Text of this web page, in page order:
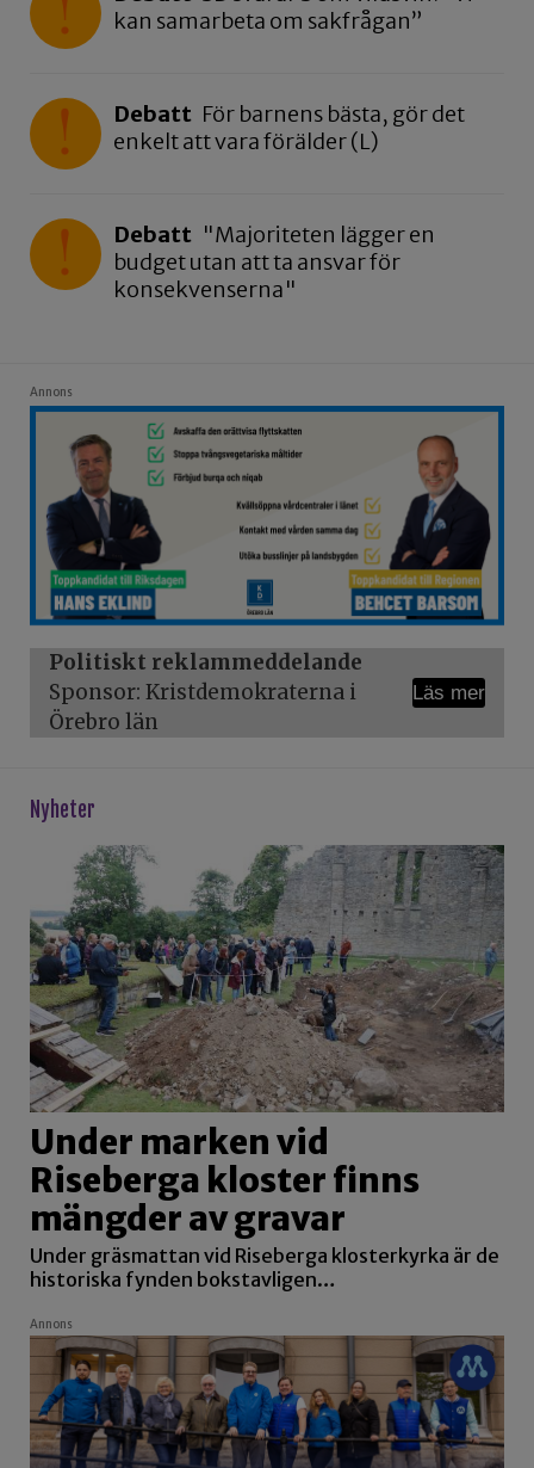
kan samarbeta om sakfrågan”
Debatt För barnens bästa, gör det
enkelt att vara förälder (L)
Debatt "Majoriteten lägger en
budget utan att ta ansvar för
konsekvenserna"
Annons
Politiskt reklammeddelande
Sponsor: Kristdemokraterna i
Örebro län
Läs mer
Nyheter
Under marken vid
Riseberga kloster finns
mängder av gravar
Under gräsmattan vid Riseberga klosterkyrka är de
historiska fynden bokstavligen…
Annons